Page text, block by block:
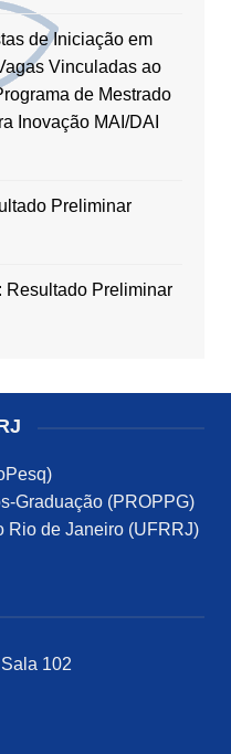
de Iniciação em
Vinculadas ao
de Mestrado
Inovação MAI/DAI
Preliminar
Resultado Preliminar
Graduação (PROPPG)
Rio de Janeiro (UFRRJ)
102